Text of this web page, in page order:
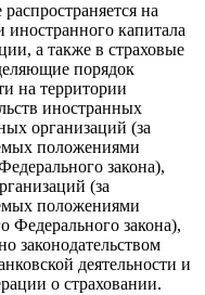
на
капитала
а также в страховые
порядок
на территории
иностранных
организаций (за
положениями
закона),
(за
положениями
Федерального закона),
законодательством
деятельности и
о страховании.